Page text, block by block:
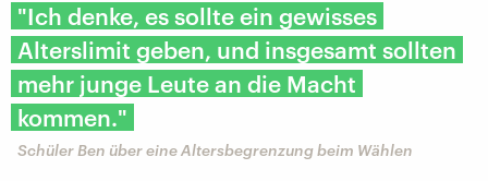
"Ich denke, es sollte ein gewisses
Alterslimit geben, und insgesamt sollten
mehr junge Leute an die Macht
kommen."
Schüler Ben über eine Altersbegrenzung beim Wählen